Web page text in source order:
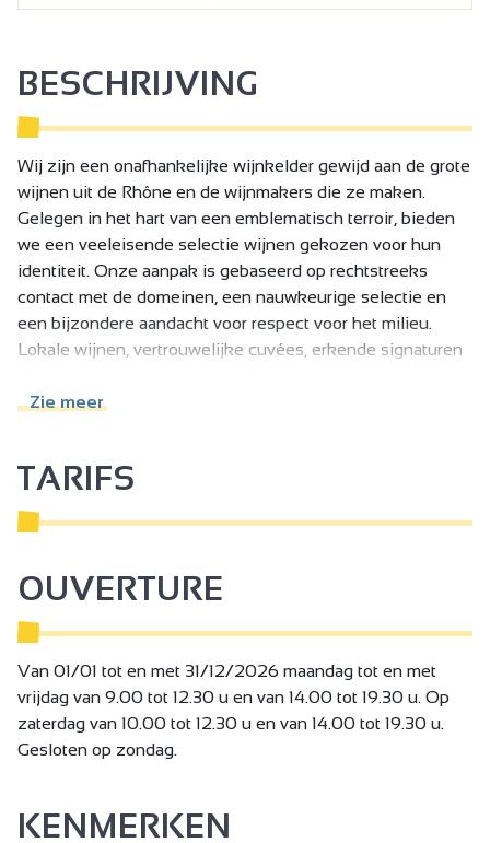
BESCHRIJVING
Wij zijn een onafhankelijke wijnkelder gewijd aan de grote
wijnen uit de Rhône en de wijnmakers die ze maken.
Gelegen in het hart van een emblematisch terroir, bieden
we een veeleisende selectie wijnen gekozen voor hun
identiteit. Onze aanpak is gebaseerd op rechtstreeks
contact met de domeinen, een nauwkeurige selectie en
een bijzondere aandacht voor respect voor het milieu.
Lokale wijnen, vertrouwelijke cuvées, erkende signaturen
zijn evenwicht, zijn karakter en zijn betekenis.
de constante wens om advies te geven en onze kennis
van wijn te delen.
Zie meer
TARIFS
OUVERTURE
Van 01/01 tot en met 31/12/2026 maandag tot en met
vrijdag van 9.00 tot 12.30 u en van 14.00 tot 19.30 u. Op
zaterdag van 10.00 tot 12.30 u en van 14.00 tot 19.30 u.
Gesloten op zondag.
KENMERKEN